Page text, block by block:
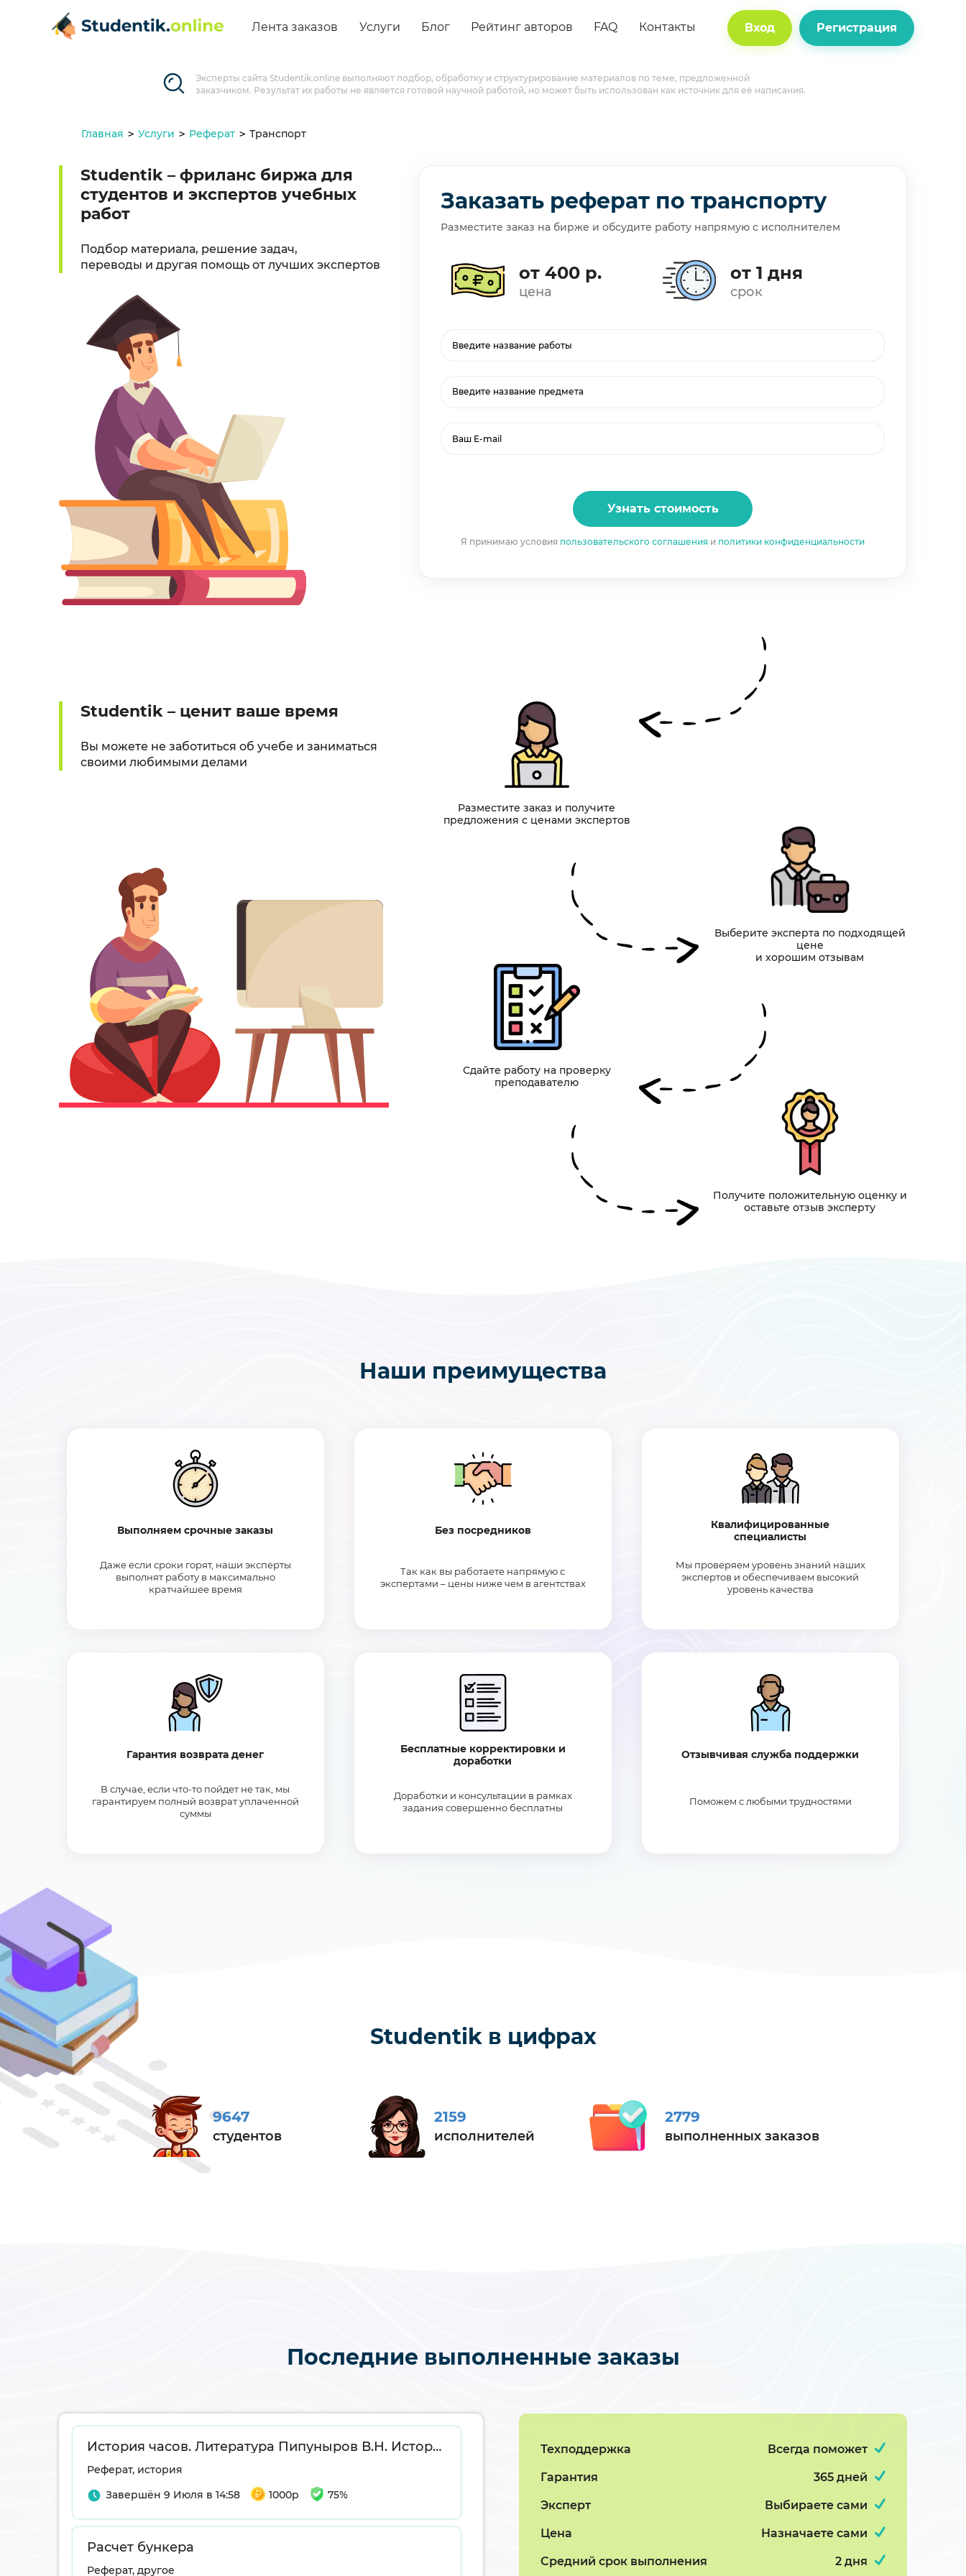
Лента заказов Услуги Блог Рейтинг авторов FAQ Контакты Регистрация
Вход
Эксперты сайта Studentik.online выполняют подбор, обработку и структурирование материалов по теме, предложенной
заказчиком. Результат их работы не является готовой научной работой, но может быть использован как источник для её написания.
Главная Услуги Реферат Транспорт
Заказать реферат по транспорту
Разместите заказ на бирже и обсудите работу напрямую с исполнителем
от 400 р.
цена
от 1 дня
срок
Введите название предмета
Узнать стоимость
Я принимаю условия пользовательского соглашения и политики конфиденциальности
Studentik – фриланс биржа для
студентов и экспертов учебных
работ
Подбор материала, решение задач,
переводы и другая помощь от лучших экспертов
Studentik – ценит ваше время
Вы можете не заботиться об учебе и заниматься
своими любимыми делами
Разместите заказ и получите
предложения с ценами экспертов
Выберите эксперта по подходящей
цене
и хорошим отзывам
Сдайте работу на проверку
преподавателю
Получите положительную оценку и
оставьте отзыв эксперту
Наши преимущества
Выполняем срочные заказы
Даже если сроки горят, наши эксперты
выполнят работу в максимально
кратчайшее время
Без посредников
Так как вы работаете напрямую с
экспертами – цены ниже чем в агентствах
Квалифицированные
специалисты
Мы проверяем уровень знаний наших
экспертов и обеспечиваем высокий
уровень качества
Гарантия возврата денег
В случае, если что-то пойдет не так, мы
гарантируем полный возврат уплаченной
суммы
Бесплатные корректировки и
доработки
Доработки и консультации в рамках
задания совершенно бесплатны
Отзывчивая служба поддержки
Поможем с любыми трудностями
Studentik в цифрах
9647
студентов
2159
исполнителей
2779
выполненных заказов
Последние выполненные заказы
История часов. Литература Пипуныров В.Н. История часов с древнейших времен до наших дней. Москва: Наука, 1982. — 496 с. Маллалью, Х. Антиквариат : Энциклопедия мирового искусства. Самая полная история антиквариата. М. : Белый город, 2001.
Реферат, история
Завершён 9 Июля в 14:58
1000р 75%
Расчет бункера
Реферат, другое
Техподдержка Всегда поможет
Гарантия 365 дней
Эксперт Выбираете сами
Цена Назначаете сами
Средний срок выполнения 2 дня